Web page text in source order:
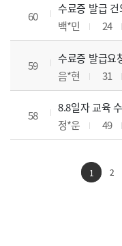
60
수료증 발급 건
백*민 24
59
수료증 발급요
음*현 31
58
8.8일자 교육
정*운 49
1 2